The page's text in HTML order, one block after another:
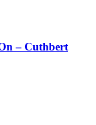
– Cuthbert